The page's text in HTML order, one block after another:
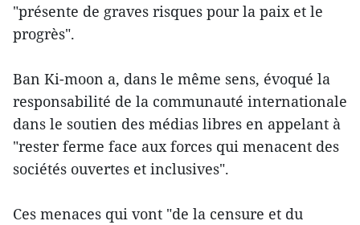
"présente de graves risques pour la paix et le
progrès".
Ban Ki-moon a, dans le même sens, évoqué la
responsabilité de la communauté internationale
dans le soutien des médias libres en appelant à
"rester ferme face aux forces qui menacent des
sociétés ouvertes et inclusives".
Ces menaces qui vont "de la censure et du